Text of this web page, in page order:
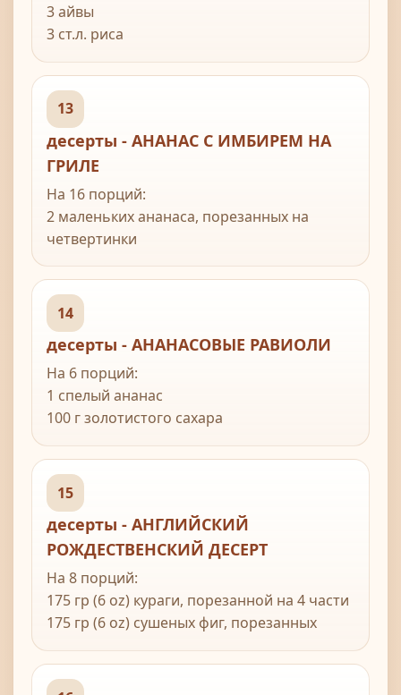
3 айвы
3 ст.л. риса
0.5 стакана изюма
3 ст.л. растопленного сливочного масла
0.5 стакана очищенных грецких орехов
13
десерты - АНАНАС С ИМБИРЕМ НА
ГРИЛЕ
На 16 порций:
2 маленьких ананаса, порезанных на
четвертинки
4 ст л имбирного сиропа
14
десерты - АНАНАСОВЫЕ РАВИОЛИ
На 6 порций:
1 спелый ананас
100 г золотистого сахара
2 ванильных стручка
маленький пучок мяты
2 ст л крем фреш или сметаны
2 ст л маскапоне
1 манго, мелко порезанный
500 г малины
8 шт клубники, мелко порезаннок
горсть черники
2 маракуйи, порезанных пополам
15
десерты - АНГЛИЙСКИЙ
РОЖДЕСТВЕНСКИЙ ДЕСЕРТ
На 8 порций:
175 гр (6 oz) кураги, порезанной на 4 части
175 гр (6 oz) сушеных фиг, порезанных
175 гр (6 oz) чернослива, порезанного
также